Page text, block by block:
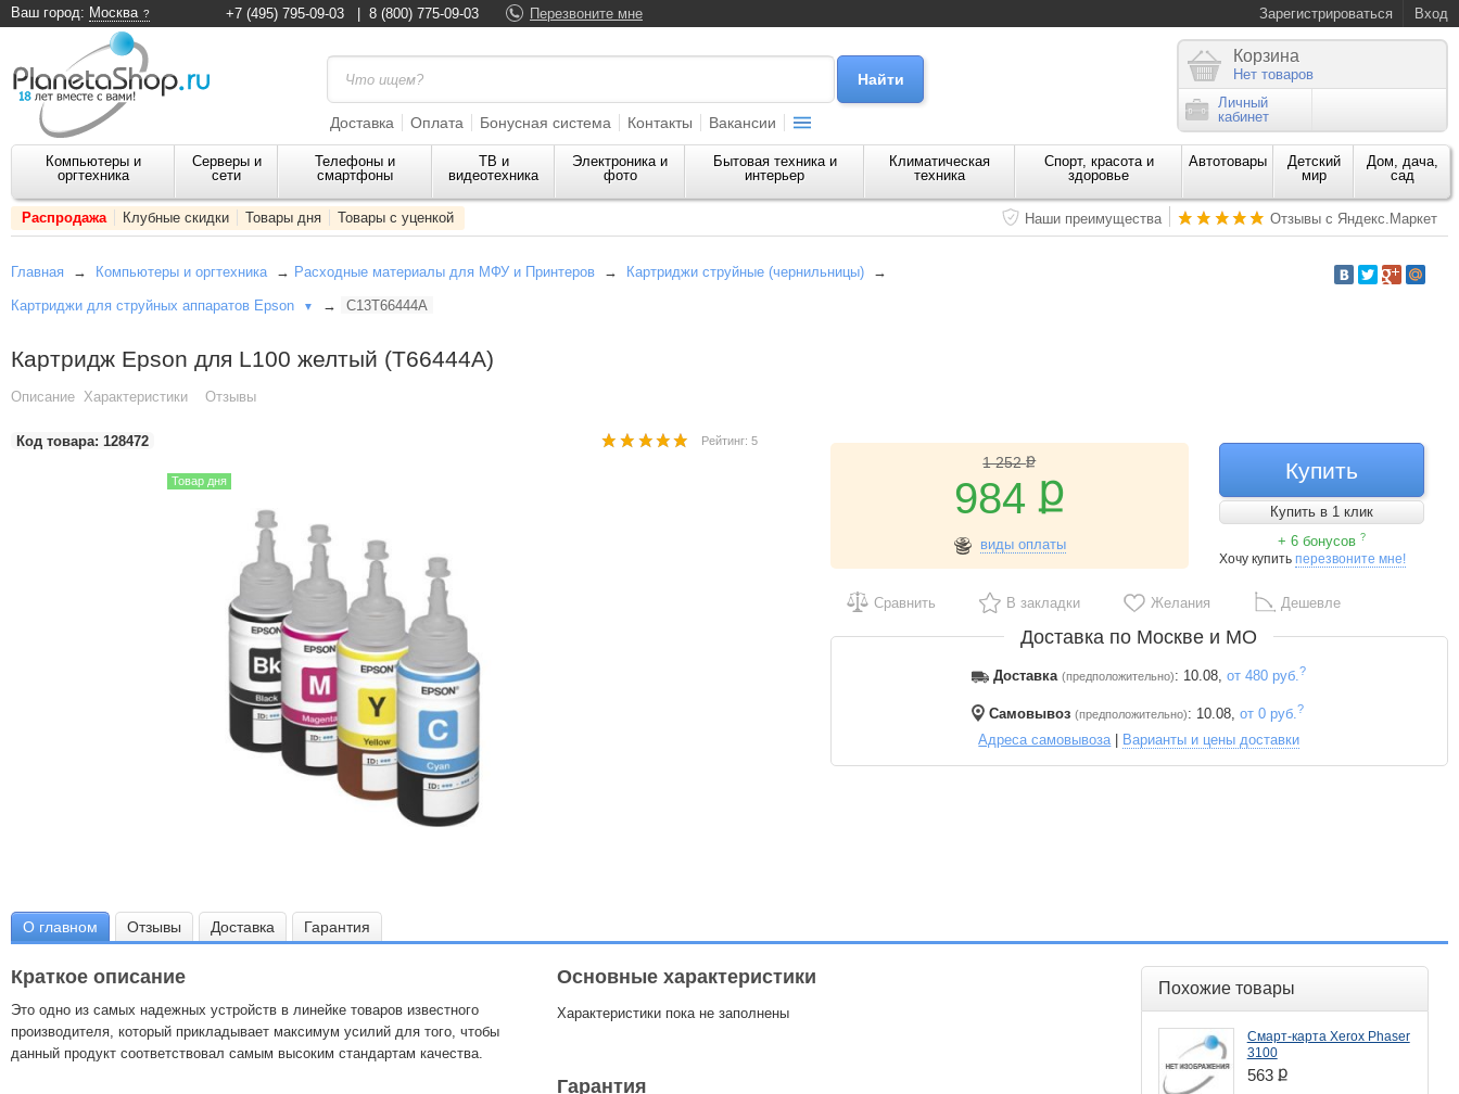
Ваш город: Москва Зарегистрироваться Вход
+7 (495) 795-09-03 8 (800) 775-09-03 Перезвоните мне
Доставка Оплата Бонусная система Контакты Вакансии
Корзина
Нет товаров
Личный
кабинет
Компьютеры и
оргтехника
Серверы и
сети
Телефоны и
смартфоны
ТВ и
видеотехника
Электроника и
фото
Бытовая техника и
интерьер
Климатическая
техника
Спорт, красота и
здоровье
Автотовары
Детский
мир
Дом, дача,
сад
Распродажа Клубные скидки Товары дня Товары с уценкой Наши преимущества Отзывы с Яндекс.Маркет
Главная → Компьютеры и оргтехника→ Расходные материалы для МФУ и Принтеров → Картриджи струйные (чернильницы) →
Картриджи для струйных аппаратов Epson ▼ → C13T66444A
Картридж Epson для L100 желтый (T66444A)
Описание Характеристики Отзывы
Код товара: 128472 Рейтинг: 5
Товар дня
1 252ք
984 ք
виды оплаты
Купить
Купить в 1 клик
+ 6 бонусов ?
Хочу купитьперезвоните мне!
Сравнить В закладки Желания Дешевле
Доставка по Москве и МО
Доставка (предположительно): 10.08,от 480 руб.?
Самовывоз (предположительно): 10.08,от 0 руб.?
Адреса самовывоза| Варианты и цены доставки
О главном Отзывы Доставка Гарантия
Краткое описание
Это одно из самых надежных устройств в линейке товаров известного
производителя, который прикладывает максимум усилий для того, чтобы
данный продукт соответствовал самым высоким стандартам качества.
Основные характеристики
Характеристики пока не заполнены
Гарантия
Похожие товары
Смарт-карта Xerox Phaser
3100
563 ք